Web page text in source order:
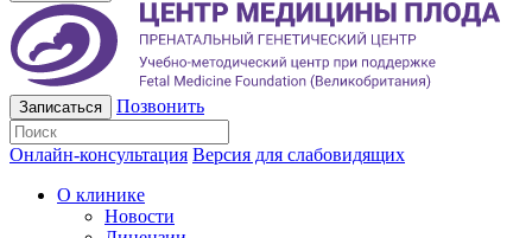
Записаться Позвонить
Онлайн-консультация Версия для слабовидящих
О клинике
Новости